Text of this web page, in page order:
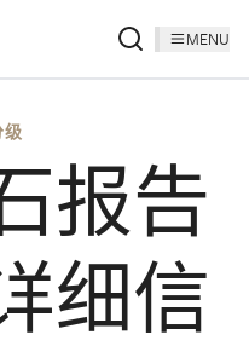
MENU
级
报告
细信